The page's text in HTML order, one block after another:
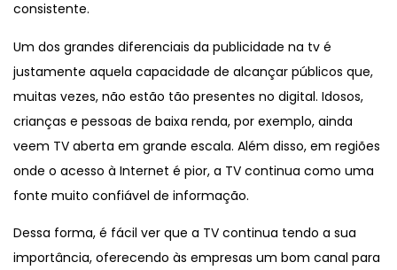
consistente.
Um dos grandes diferenciais da publicidade na tv é
justamente aquela capacidade de alcançar públicos que,
muitas vezes, não estão tão presentes no digital. Idosos,
crianças e pessoas de baixa renda, por exemplo, ainda
veem TV aberta em grande escala. Além disso, em regiões
onde o acesso à Internet é pior, a TV continua como uma
fonte muito confiável de informação.
Dessa forma, é fácil ver que a TV continua tendo a sua
importância, oferecendo às empresas um bom canal para